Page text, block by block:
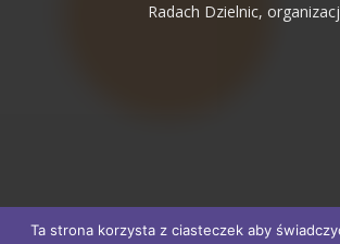
Radach Dzielnic,
© ESENCJA Sp. z o.o.
Ta strona korzysta z ciasteczek aby